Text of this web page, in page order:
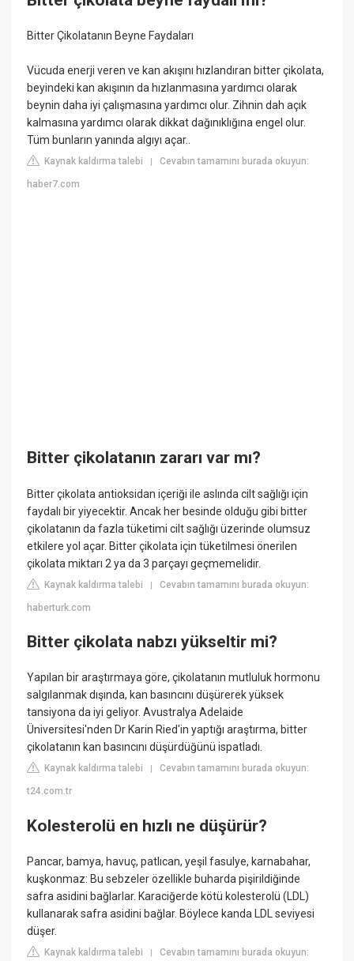
Bitter Çikolatanın Beyne Faydaları
Vücuda enerji veren ve kan akışını hızlandıran bitter çikolata,
beyindeki kan akışının da hızlanmasına yardımcı olarak
beynin daha iyi çalışmasına yardımcı olur. Zihnin dah açık
kalmasına yardımcı olarak dikkat dağınıklığına engel olur.
Tüm bunların yanında algıyı açar..
Kaynak kaldırma talebi |Cevabın tamamını burada okuyun:
haber7.com
Bitter çikolatanın zararı var mı?
Bitter çikolata antioksidan içeriği ile aslında cilt sağlığı için
faydalı bir yiyecektir. Ancak her besinde olduğu gibi bitter
çikolatanın da fazla tüketimi cilt sağlığı üzerinde olumsuz
etkilere yol açar. Bitter çikolata için tüketilmesi önerilen
çikolata miktarı 2 ya da 3 parçayı geçmemelidir.
Kaynak kaldırma talebi |Cevabın tamamını burada okuyun:
haberturk.com
Bitter çikolata nabzı yükseltir mi?
Yapılan bir araştırmaya göre, çikolatanın mutluluk hormonu
salgılanmak dışında, kan basıncını düşürerek yüksek
tansiyona da iyi geliyor. Avustralya Adelaide
Üniversitesi'nden Dr Karin Ried'in yaptığı araştırma, bitter
çikolatanın kan basıncını düşürdüğünü ispatladı.
Kaynak kaldırma talebi |Cevabın tamamını burada okuyun:
t24.com.tr
Kolesterolü en hızlı ne düşürür?
Pancar, bamya, havuç, patlıcan, yeşil fasulye, karnabahar,
kuşkonmaz: Bu sebzeler özellikle buharda pişirildiğinde
safra asidini bağlarlar. Karaciğerde kötü kolesterolü (LDL)
kullanarak safra asidini bağlar. Böylece kanda LDL seviyesi
düşer.
Kaynak kaldırma talebi |Cevabın tamamını burada okuyun: